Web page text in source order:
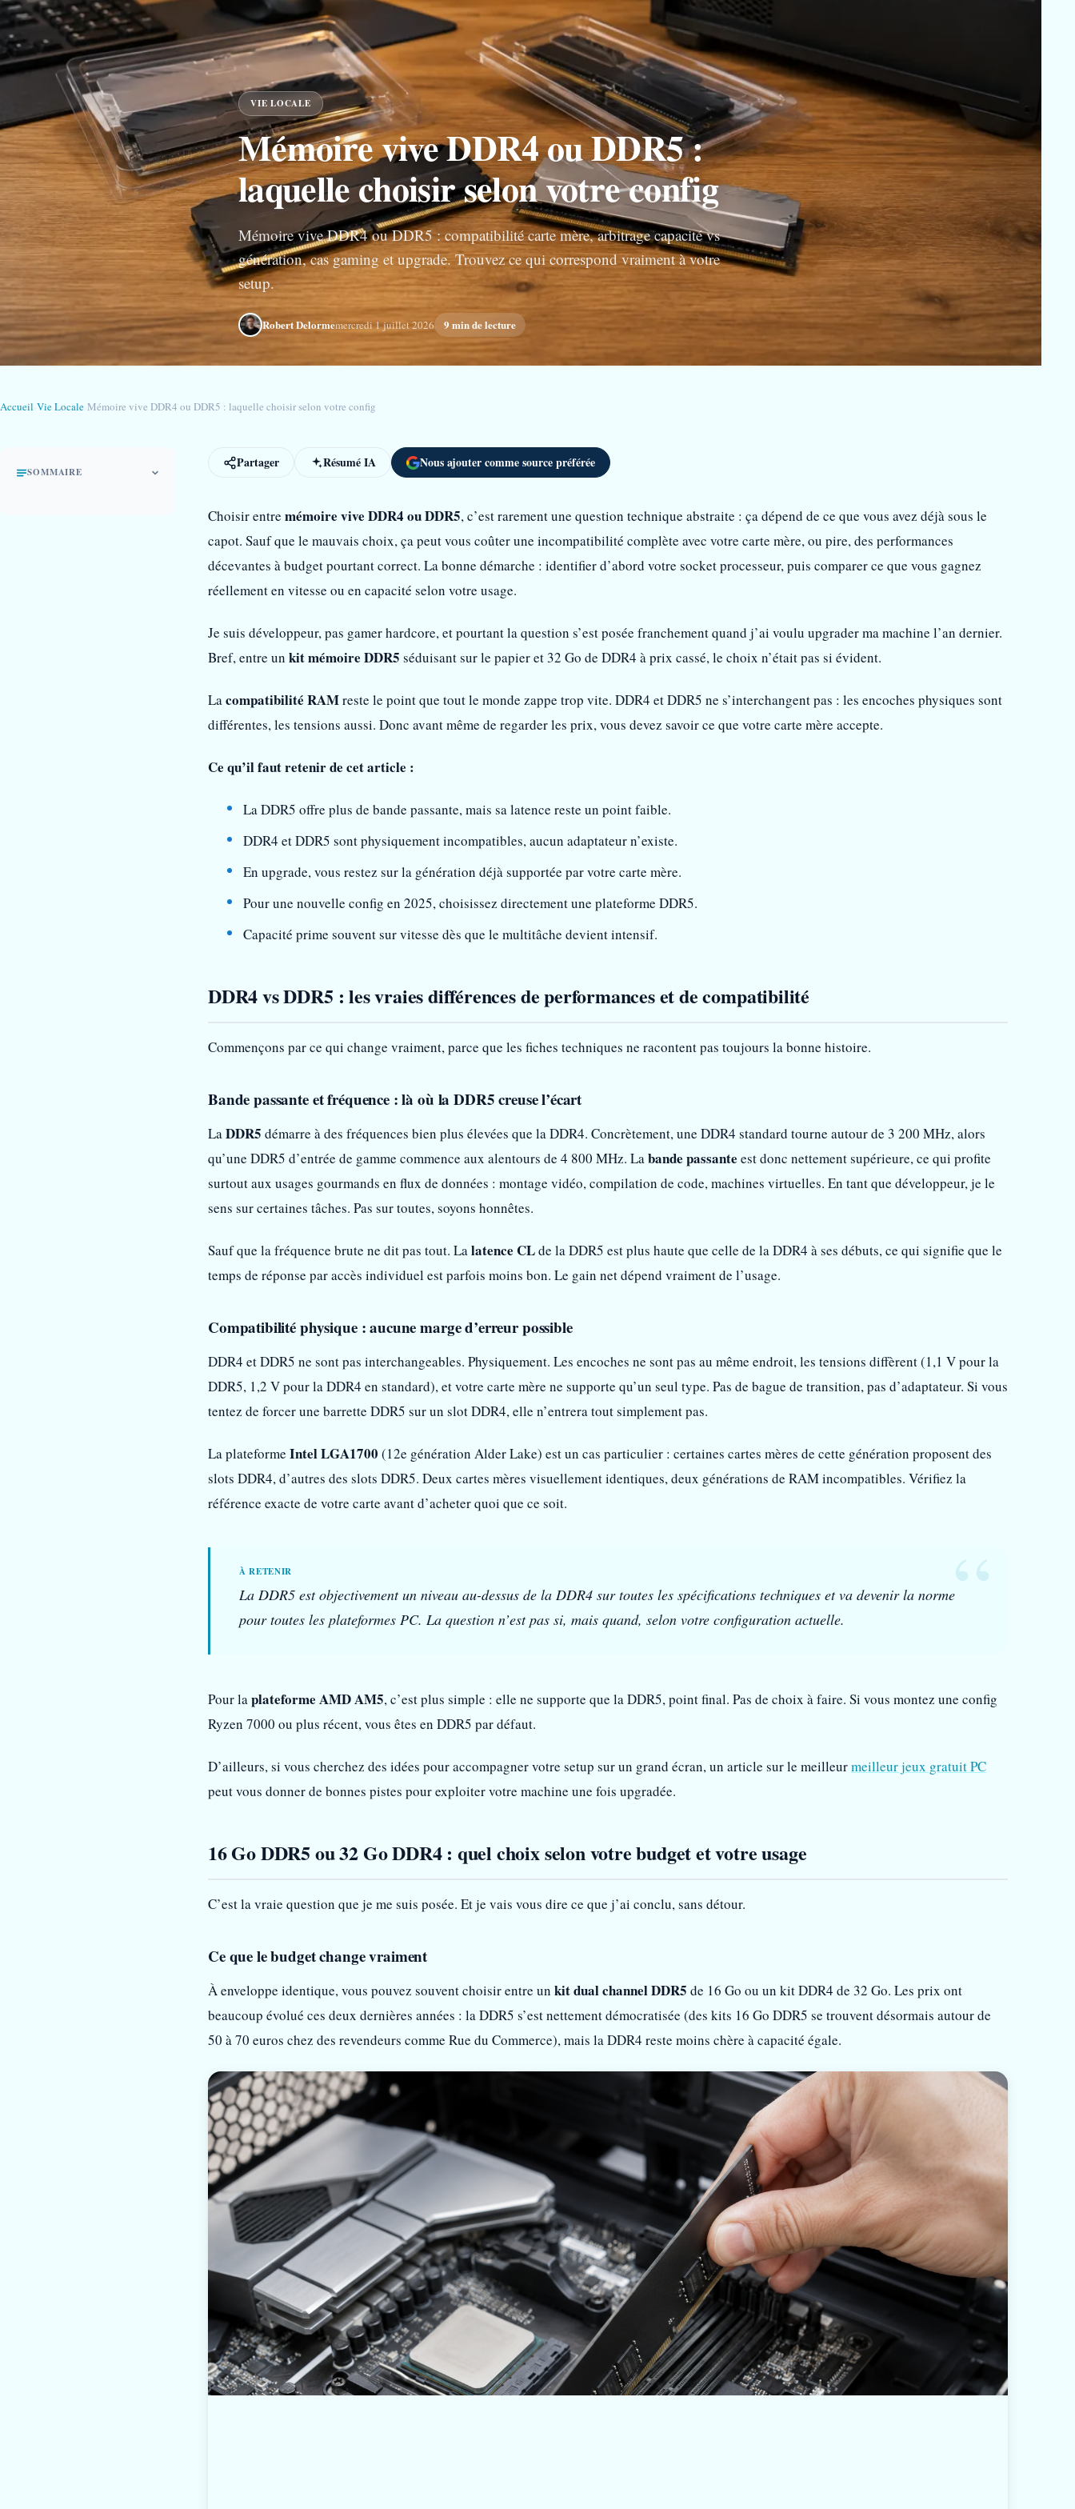
VIE LOCALE
Mémoire vive DDR4 ou DDR5 :
laquelle choisir selon votre config
Mémoire vive DDR4 ou DDR5 : compatibilité carte mère, arbitrage capacité vs
génération, cas gaming et upgrade. Trouvez ce qui correspond vraiment à votre
setup.
Robert Delormemercredi 1 juillet 2026 9 min de lecture
Accueil Vie Locale Mémoire vive DDR4 ou DDR5 : laquelle choisir selon votre config
SOMMAIRE
Partager Résumé IA Nous ajouter comme source préférée
Choisir entre mémoire vive DDR4 ou DDR5, c’est rarement une question technique abstraite : ça dépend de ce que vous avez déjà sous le
capot. Sauf que le mauvais choix, ça peut vous coûter une incompatibilité complète avec votre carte mère, ou pire, des performances
décevantes à budget pourtant correct. La bonne démarche : identifier d’abord votre socket processeur, puis comparer ce que vous gagnez
réellement en vitesse ou en capacité selon votre usage.
Je suis développeur, pas gamer hardcore, et pourtant la question s’est posée franchement quand j’ai voulu upgrader ma machine l’an dernier.
Bref, entre un kit mémoire DDR5 séduisant sur le papier et 32 Go de DDR4 à prix cassé, le choix n’était pas si évident.
Lacompatibilité RAMreste le point que tout le monde zappe trop vite. DDR4 et DDR5 ne s’interchangent pas : les encoches physiques sont
différentes, les tensions aussi. Donc avant même de regarder les prix, vous devez savoir ce que votre carte mère accepte.
Ce qu’il faut retenir de cet article :
La DDR5 offre plus de bande passante, mais sa latence reste un point faible.
DDR4 et DDR5 sont physiquement incompatibles, aucun adaptateur n’existe.
En upgrade, vous restez sur la génération déjà supportée par votre carte mère.
Pour une nouvelle config en 2025, choisissez directement une plateforme DDR5.
Capacité prime souvent sur vitesse dès que le multitâche devient intensif.
DDR4 vs DDR5 : les vraies différences de performances et de compatibilité
Commençons par ce qui change vraiment, parce que les fiches techniques ne racontent pas toujours la bonne histoire.
Bande passante et fréquence : là où la DDR5 creuse l’écart
LaDDR5 démarre à des fréquences bien plus élevées que la DDR4. Concrètement, une DDR4 standard tourne autour de 3 200 MHz, alors
qu’une DDR5 d’entrée de gamme commence aux alentours de 4 800 MHz. Labande passante est donc nettement supérieure, ce qui profite
surtout aux usages gourmands en flux de données : montage vidéo, compilation de code, machines virtuelles. En tant que développeur, je le
sens sur certaines tâches. Pas sur toutes, soyons honnêtes.
Sauf que la fréquence brute ne dit pas tout. Lalatence CLde la DDR5 est plus haute que celle de la DDR4 à ses débuts, ce qui signifie que le
temps de réponse par accès individuel est parfois moins bon. Le gain net dépend vraiment de l’usage.
Compatibilité physique : aucune marge d’erreur possible
DDR4 et DDR5 ne sont pas interchangeables. Physiquement. Les encoches ne sont pas au même endroit, les tensions diffèrent (1,1 V pour la
DDR5, 1,2 V pour la DDR4 en standard), et votre carte mère ne supporte qu’un seul type. Pas de bague de transition, pas d’adaptateur. Si vous
tentez de forcer une barrette DDR5 sur un slot DDR4, elle n’entrera tout simplement pas.
La plateforme Intel LGA1700 (12e génération Alder Lake) est un cas particulier : certaines cartes mères de cette génération proposent des
slots DDR4, d’autres des slots DDR5. Deux cartes mères visuellement identiques, deux générations de RAM incompatibles. Vérifiez la
référence exacte de votre carte avant d’acheter quoi que ce soit.
La DDR5 est objectivement un niveau au-dessus de la DDR4 sur toutes les spécifications techniques et va devenir la norme
pour toutes les plateformes PC. La question n’est pas si, mais quand, selon votre configuration actuelle.
Pour laplateforme AMD AM5, c’est plus simple : elle ne supporte que la DDR5, point final. Pas de choix à faire. Si vous montez une config
Ryzen 7000 ou plus récent, vous êtes en DDR5 par défaut.
D’ailleurs, si vous cherchez des idées pour accompagner votre setup sur un grand écran, un article sur le meilleurmeilleur jeux gratuit PC
peut vous donner de bonnes pistes pour exploiter votre machine une fois upgradée.
16 Go DDR5 ou 32 Go DDR4 : quel choix selon votre budget et votre usage
C’est la vraie question que je me suis posée. Et je vais vous dire ce que j’ai conclu, sans détour.
Ce que le budget change vraiment
À enveloppe identique, vous pouvez souvent choisir entre un kit dual channel DDR5 de 16 Go ou un kit DDR4 de 32 Go. Les prix ont
beaucoup évolué ces deux dernières années : la DDR5 s’est nettement démocratisée (des kits 16 Go DDR5 se trouvent désormais autour de
50 à 70 euros chez des revendeurs comme Rue du Commerce), mais la DDR4 reste moins chère à capacité égale.